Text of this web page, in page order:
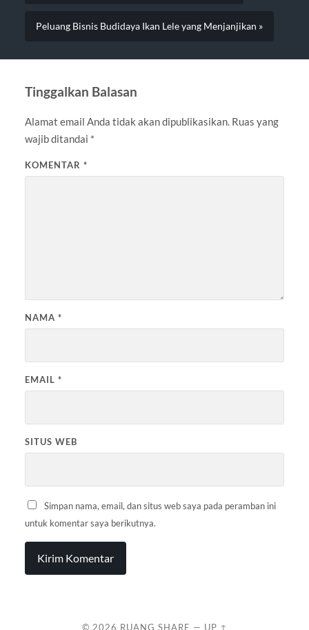
Peluang Bisnis Budidaya Ikan Lele yang Menjanjikan »
Tinggalkan Balasan
Alamat email Anda tidak akan dipublikasikan. Ruas yang
wajib ditandai *
KOMENTAR *
NAMA *
EMAIL *
SITUS WEB
Simpan nama, email, dan situs web saya pada peramban ini
untuk komentar saya berikutnya.
© 2026 RUANG SHARE — UP ↑